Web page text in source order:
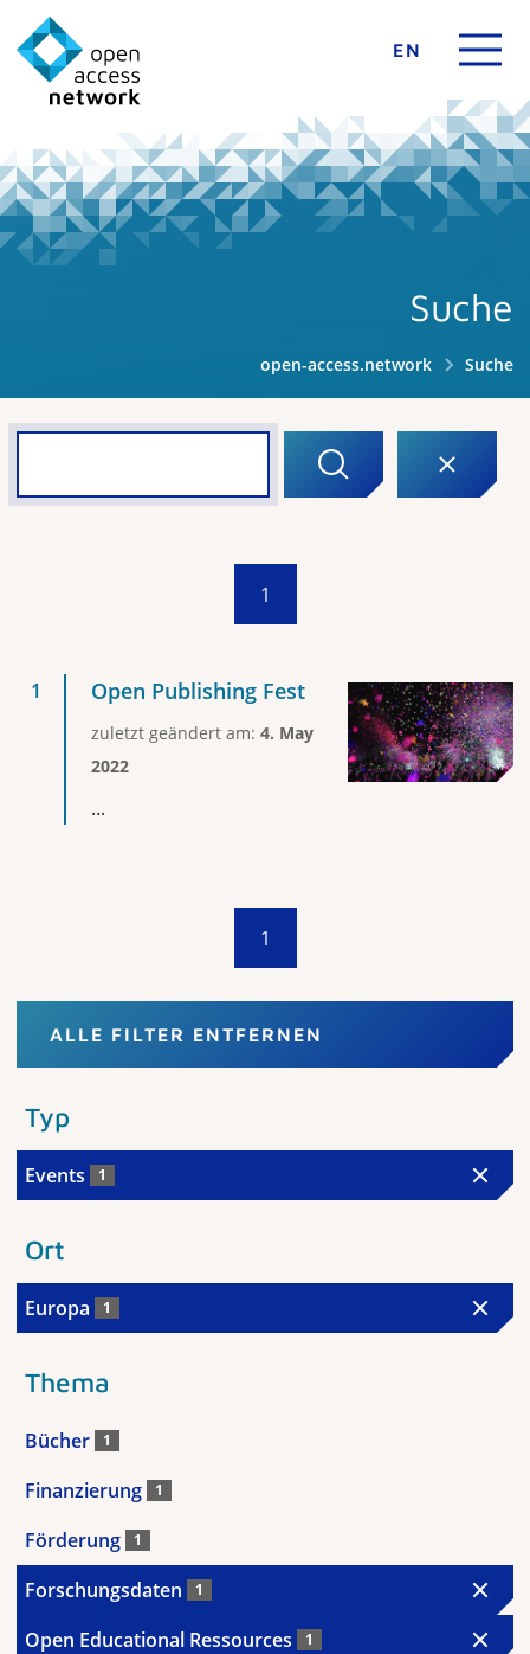
EN
Suche
open-access.network Suche
1
Open Publishing Fest
zuletzt geändert am: 4. May
2022
...
1
ALLE FILTER ENTFERNEN
Typ
Events 1
Ort
Europa 1
Thema
Bücher 1
Finanzierung 1
Förderung 1
Forschungsdaten 1
Open Educational Ressources 1